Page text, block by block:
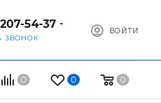
54-37
ЗВОНОК
ВОЙТИ
0 0 0